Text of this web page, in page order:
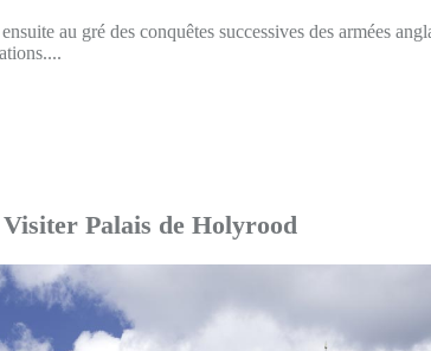
au gré des conquêtes successives des armées
Visiter Palais de Holyrood